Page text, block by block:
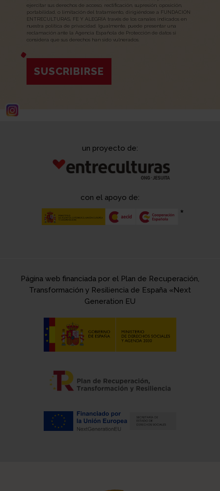
ejercitar sus derechos de acceso, rectificación, supresión, oposición,
portabilidad, o limitación del tratamiento, dirigiéndose a FUNDACIÓN
ENTRECULTURAS, FE Y ALEGRÍA través de los canales indicados en
nuestra política de privacidad. Igualmente, puede presentar una
reclamación ante la Agencia Española de Protección de datos si
considera que sus derechos han sido vulnerados.
SUSCRIBIRSE
un proyecto de:
con el apoyo de:
Página web financiada por el Plan de Recuperación,
Transformación y Resiliencia de España «Next
Generation EU